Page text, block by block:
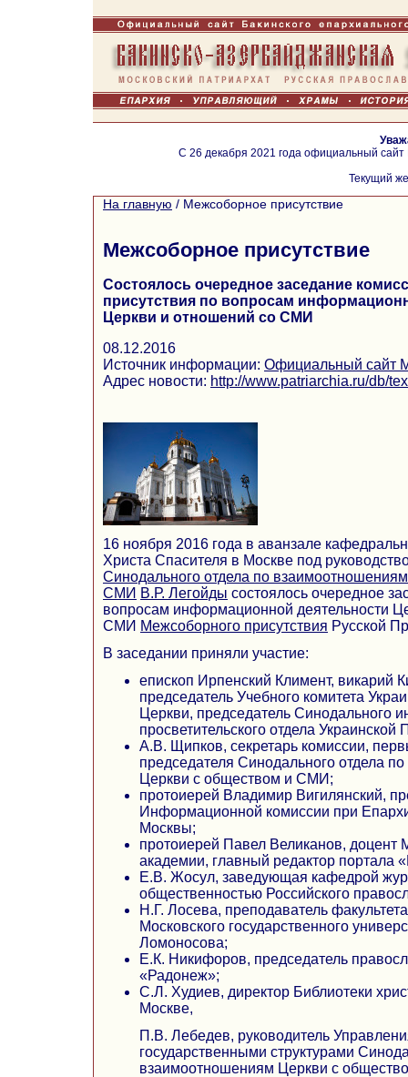
С 26 декабря 2021 года официальный
Текущий
На главную / Межсоборное присутствие
Межсоборное присутствие
Состоялось очередное заседание
присутствия по вопросам
Церкви и отношений со СМИ
08.12.2016
Источник информации: Официальный сайт
Адрес новости: http://www.patriarchia.ru/db/
16 ноября 2016 года в аванзале
Христа Спасителя в Москве под
Синодального отдела по
СМИ В.Р. Легойды состоялось очередное
вопросам информационной деятельности
СМИ Межсоборного присутствия Русской
В заседании приняли участие:
епископ Ирпенский Климент, викарий
председатель Учебного комитета
Церкви, председатель Синодального
просветительского отдела
А.В. Щипков, секретарь комиссии,
председателя Синодального отдела
Церкви с обществом и СМИ;
протоиерей Владимир Вигилянский,
Информационной комиссии при
Москвы;
протоиерей Павел Великанов, доцент
академии, главный редактор портала
Е.В. Жосул, заведующая кафедрой
общественностью Российского
Н.Г. Лосева, преподаватель
Московского государственного
Ломоносова;
Е.К. Никифоров, председатель
«Радонеж»;
С.Л. Худиев, директор Библиотеки
Москве,
П.В. Лебедев, руководитель
государственными структурами
взаимоотношениям Церкви с